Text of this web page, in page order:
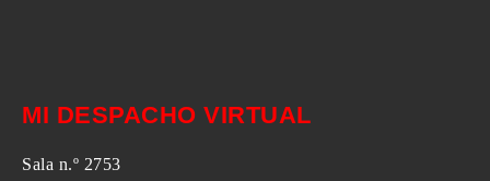
MI DESPACHO VIRTUAL
Sala n.º 2753